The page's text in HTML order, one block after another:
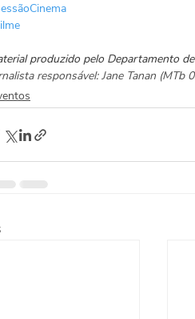
produzido pelo Departamento
responsável: Jane Tanan (MTb